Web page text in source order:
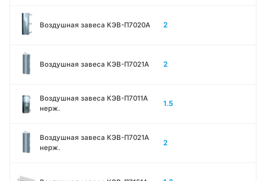
Воздушная завеса КЭВ-П7020A 2
Воздушная завеса КЭВ-П7021A 2
Воздушная завеса КЭВ-П7011A
нерж.
1.5
Воздушная завеса КЭВ-П7021A
нерж.
2